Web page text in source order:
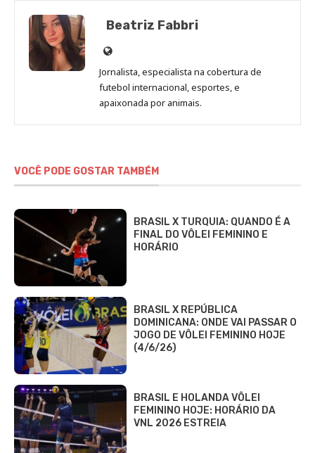
Beatriz Fabbri
Site
de
Beatriz
Fabbri
Jornalista, especialista na cobertura de
futebol internacional, esportes, e
apaixonada por animais.
VOCÊ PODE GOSTAR TAMBÉM
BRASIL X TURQUIA: QUANDO É A
FINAL DO VÔLEI FEMININO E
HORÁRIO
BRASIL X REPÚBLICA
DOMINICANA: ONDE VAI PASSAR O
JOGO DE VÔLEI FEMININO HOJE
(4/6/26)
BRASIL E HOLANDA VÔLEI
FEMININO HOJE: HORÁRIO DA
VNL 2026 ESTREIA